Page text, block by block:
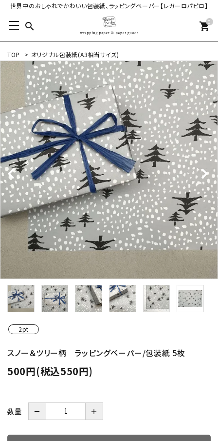
世界中のおしゃれでかわいい包装紙、ラッピングペーパー【レガーロパピロ】
search 0
shopping_cart
TOP > オリジナル包装紙(A3相当サイズ)
2pt
スノー＆ツリー柄 ラッピングペーパー/包装紙 5枚
500円(税込550円)
数量 － ＋